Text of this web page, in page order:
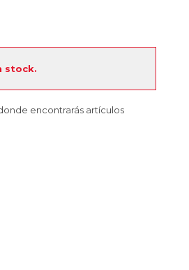
stock.
encontrarás artículos